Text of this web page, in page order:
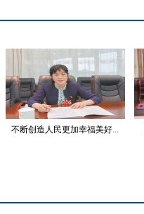
不断创造人民更加幸福美好...